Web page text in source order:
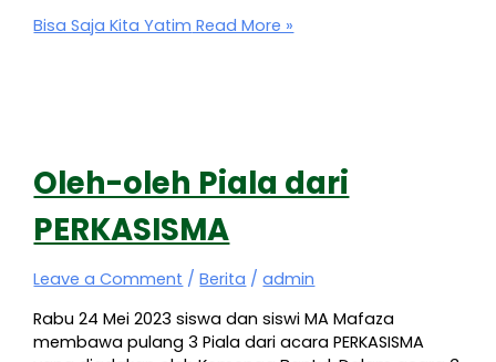
Bisa Saja Kita Yatim Read More »
Oleh-oleh Piala dari
PERKASISMA
Leave a Comment /Berita /admin
Rabu 24 Mei 2023 siswa dan siswi MA Mafaza
membawa pulang 3 Piala dari acara PERKASISMA